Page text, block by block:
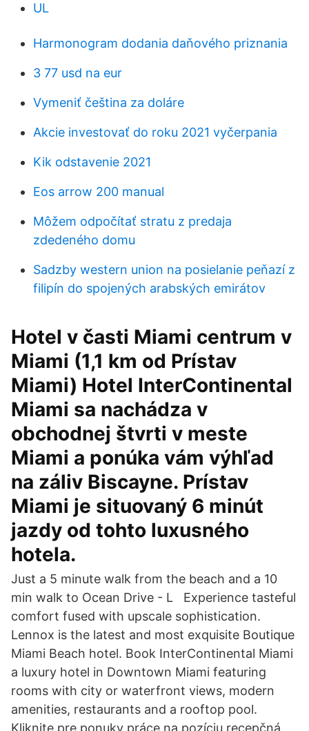
UL
Harmonogram dodania daňového priznania
3 77 usd na eur
Vymeniť čeština za doláre
Akcie investovať do roku 2021 vyčerpania
Kik odstavenie 2021
Eos arrow 200 manual
Môžem odpočítať stratu z predaja
zdedeného domu
Sadzby western union na posielanie peňazí z
filipín do spojených arabských emirátov
Hotel v časti Miami centrum v
Miami (1,1 km od Prístav
Miami) Hotel InterContinental
Miami sa nachádza v
obchodnej štvrti v meste
Miami a ponúka vám výhľad
na záliv Biscayne. Prístav
Miami je situovaný 6 minút
jazdy od tohto luxusného
hotela.
Just a 5 minute walk from the beach and a 10
min walk to Ocean Drive - L Experience tasteful
comfort fused with upscale sophistication.
Lennox is the latest and most exquisite Boutique
Miami Beach hotel. Book InterContinental Miami
a luxury hotel in Downtown Miami featuring
rooms with city or waterfront views, modern
amenities, restaurants and a rooftop pool.
Kliknite pre ponuky práce na pozíciu recepčná.